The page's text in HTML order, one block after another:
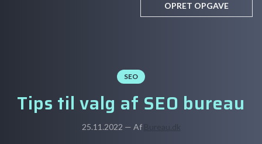
OPRET OPGAVE
SEO
Tips til valg af SEO bureau
25.11.2022 — Af